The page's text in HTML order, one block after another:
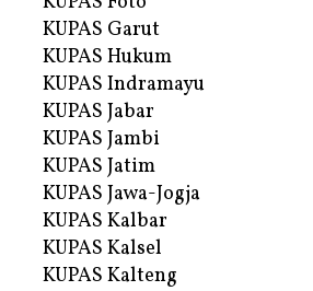
KUPAS Garut
KUPAS Hukum
KUPAS Indramayu
KUPAS Jabar
KUPAS Jambi
KUPAS Jatim
KUPAS Jawa-Jogja
KUPAS Kalbar
KUPAS Kalsel
KUPAS Kalteng